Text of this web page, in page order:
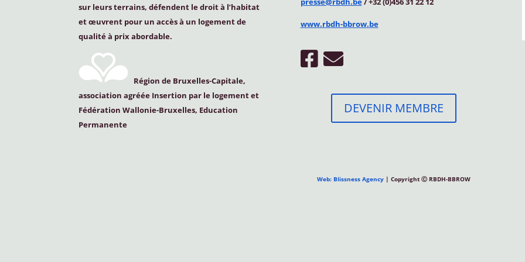
sur leurs terrains, défendent le droit à l’habitat
et œuvrent pour un accès à un logement de
qualité à prix abordable.
Région de Bruxelles-Capitale,
association agréée Insertion par le logement et
Fédération Wallonie-Bruxelles, Education
Permanente
www.rbdh-bbrow.be
DEVENIR MEMBRE
Web: Blissness Agency | Copyright Ⓒ RBDH-BBROW